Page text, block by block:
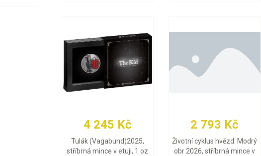
4 245 Kč
Tulák (Vagabund)2025,
stříbrná mince v etuji, 1 oz
2 793 Kč
Životní cyklus hvězd: Modrý
obr 2026, stříbrná mince v